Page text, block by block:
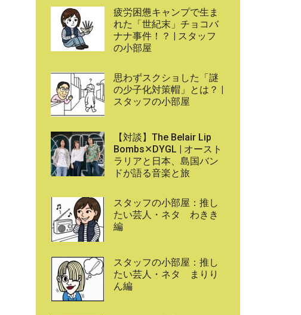
疲労困憊キャンプで生ま
れた「世紀末」チョコバ
ナナ事件！？ | スタッフ
の小部屋
思わずスクショした「謎
の少子化対策帽」とは？ |
スタッフの小部屋
【対談】The Belair Lip
Bombs✕DYGL | オースト
ラリアと日本、島国バン
ドが語る音楽と旅
スタッフの小部屋：推し
たい芸人・ネタ わきき
編
スタッフの小部屋：推し
たい芸人・ネタ まりり
ん編